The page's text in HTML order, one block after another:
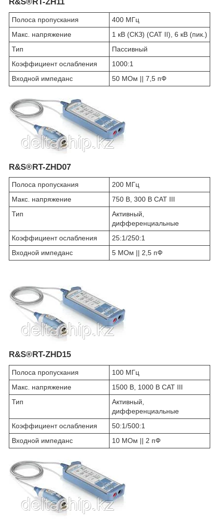
Полоса пропускания
400 МГц
Макс. напряжение
1 кВ (СКЗ) (CAT II), 6 кВ (пик.)
Тип
Пассивный
Коэффициент ослабления
1000:1
Входной импеданс
50 МОм || 7,5 пФ
R&S®RT-ZHD07
Полоса пропускания
200 МГц
Макс. напряжение
750 В, 300 В CAT III
Тип
Активный,
дифференциальные
Коэффициент ослабления
25:1/250:1
Входной импеданс
5 МОм || 2,5 пФ
R&S®RT-ZHD15
Полоса пропускания
100 МГц
Макс. напряжение
1500 В, 1000 В CAT III
Тип
Активный,
дифференциальные
Коэффициент ослабления
50:1/500:1
Входной импеданс
10 МОм || 2 пФ